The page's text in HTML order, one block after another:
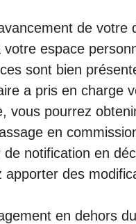
de votre
espace
sont bien
a pris en charge
vous pourrez
en
notification en
des
en dehors